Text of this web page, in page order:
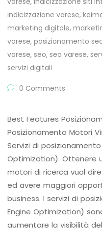
indicizzazione varese,
marketing digitale,
varese, posizionamento
varese, seo, seo varese,
servizi digitali
0 Comments
Best Features
Posizionamento Motori
Servizi di posizionamento
Optimization). Ottenere
motori di ricerca vuol
ed avere maggiori
business. I servizi di
Engine Optimization)
aumentare la visibilità